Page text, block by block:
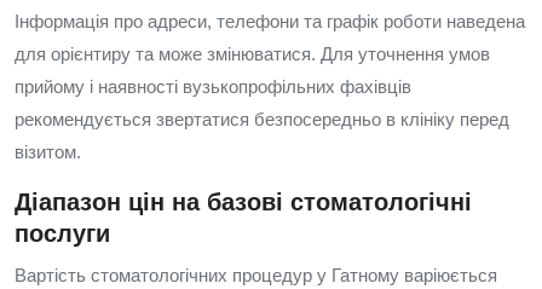
Інформація про адреси, телефони та графік роботи наведена
для орієнтиру та може змінюватися. Для уточнення умов
прийому і наявності вузькопрофільних фахівців
рекомендується звертатися безпосередньо в клініку перед
візитом.
Діапазон цін на базові стоматологічні
послуги
Вартість стоматологічних процедур у Гатному варіюється